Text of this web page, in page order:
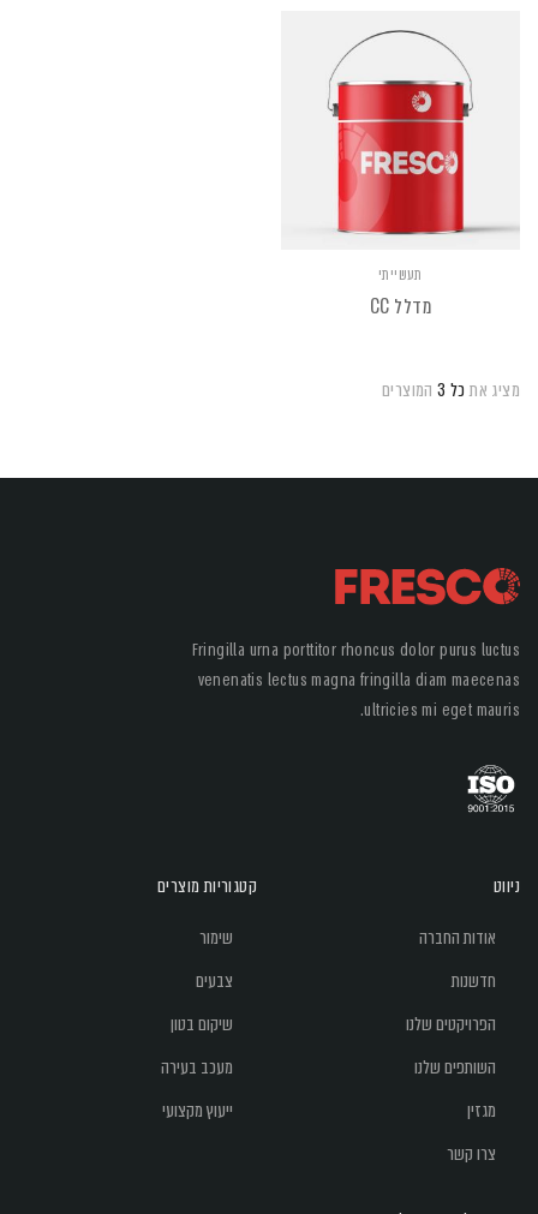
תעשייתי
מדלל CC
מציג את כל 3 המוצרים
Fringilla urna porttitor rhoncus dolor purus luctus
venenatis lectus magna fringilla diam maecenas
ultricies mi eget mauris.
ניווט
אודות החברה
חדשנות
הפרויקטים שלנו
השותפים שלנו
מגזין
צרו קשר
קטגוריות מוצרים
שימור
צבעים
שיקום בטון
מעכב בעירה
ייעוץ מקצועי